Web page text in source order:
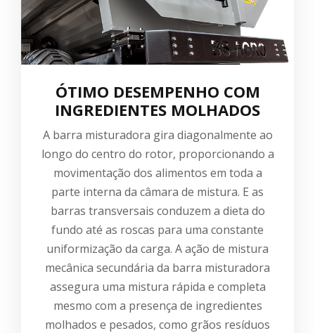
ÓTIMO DESEMPENHO COM
INGREDIENTES MOLHADOS
A barra misturadora gira diagonalmente ao
longo do centro do rotor, proporcionando a
movimentação dos alimentos em toda a
parte interna da câmara de mistura. E as
barras transversais conduzem a dieta do
fundo até as roscas para uma constante
uniformização da carga. A ação de mistura
mecânica secundária da barra misturadora
assegura uma mistura rápida e completa
mesmo com a presença de ingredientes
molhados e pesados, como grãos resíduos